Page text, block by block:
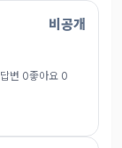
비공개
답변 0좋아요 0